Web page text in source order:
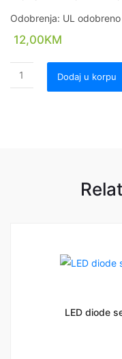
Odobrenja: UL odobreno
12,00KM
Dodaj u korpu
LED diode